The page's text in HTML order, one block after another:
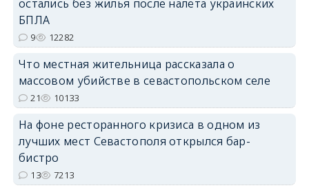
остались без жилья после налёта украинских
БПЛА
9 12282
Что местная жительница рассказала о
массовом убийстве в севастопольском селе
21 10133
На фоне ресторанного кризиса в одном из
лучших мест Севастополя открылся бар-
бистро
13 7213